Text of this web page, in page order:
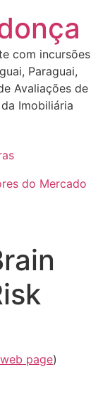
com incursões
Paraguai,
Avaliações de
Imobiliária
do Mercado
page)